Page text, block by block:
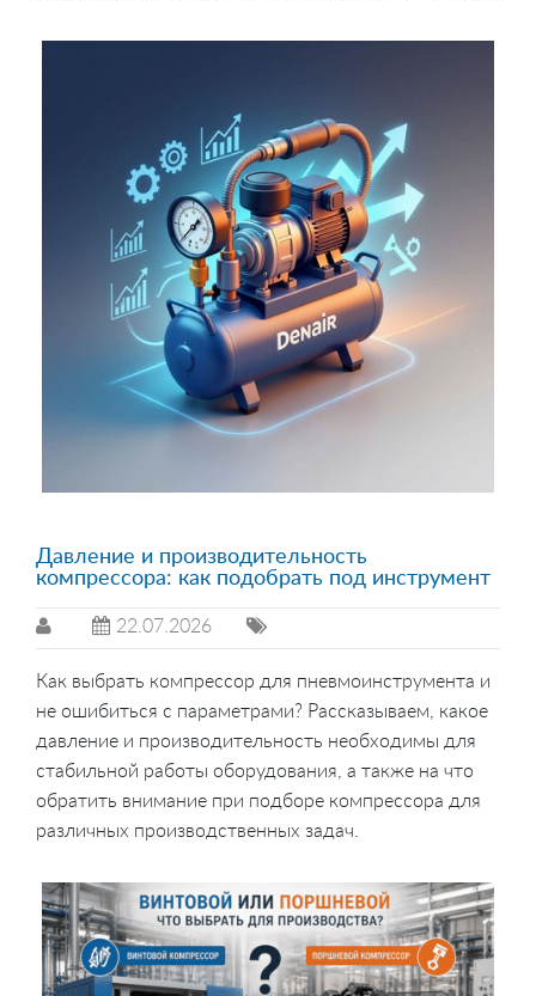
Давление и производительность
компрессора: как подобрать под инструмент
22.07.2026
Как выбрать компрессор для пневмоинструмента и
не ошибиться с параметрами? Рассказываем, какое
давление и производительность необходимы для
стабильной работы оборудования, а также на что
обратить внимание при подборе компрессора для
различных производственных задач.